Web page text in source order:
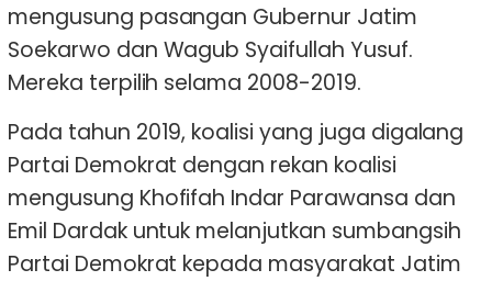
mengusung pasangan Gubernur Jatim
Soekarwo dan Wagub Syaifullah Yusuf.
Mereka terpilih selama 2008-2019.
Pada tahun 2019, koalisi yang juga digalang
Partai Demokrat dengan rekan koalisi
mengusung Khofifah Indar Parawansa dan
Emil Dardak untuk melanjutkan sumbangsih
Partai Demokrat kepada masyarakat Jatim